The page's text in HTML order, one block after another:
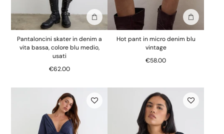
Aggiungi alla borsa
Pantaloncini skater in denim a
vita bassa, colore blu medio,
usati
€62.00
Aggiungi
Hot pant in micro denim blu
vintage
€58.00